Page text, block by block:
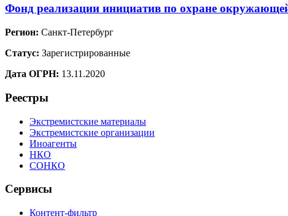
Фонд реализации инициатив по охране
Регион: Санкт-Петербург
Статус: Зарегистрированные
Дата ОГРН: 13.11.2020
Реестры
Экстремистские материалы
Экстремистские организации
Иноагенты
НКО
СОНКО
Сервисы
Контент-фильтр